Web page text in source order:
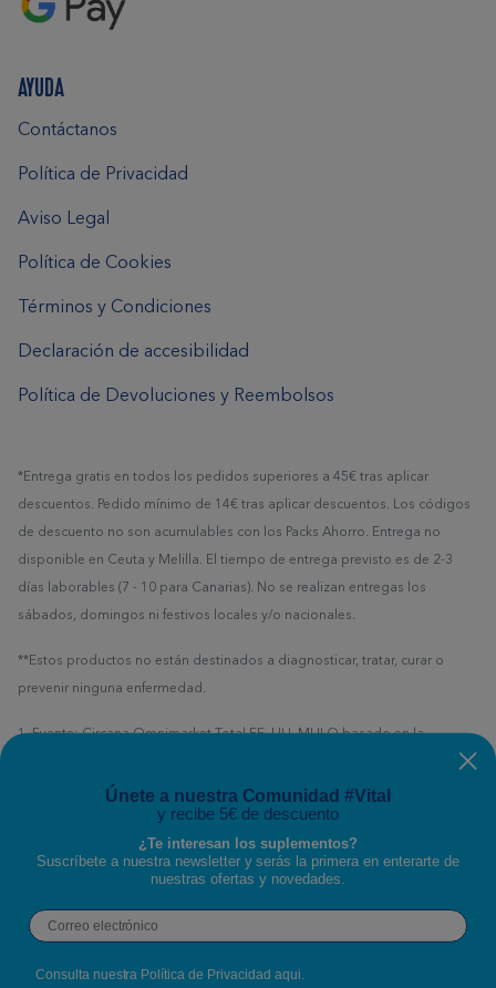
AYUDA
Contáctanos
Política de Privacidad
Aviso Legal
Política de Cookies
Términos y Condiciones
Declaración de accesibilidad
Política de Devoluciones y Reembolsos
*Entrega gratis en todos los pedidos superiores a 45€ tras aplicar
descuentos. Pedido mínimo de 14€ tras aplicar descuentos. Los códigos
de descuento no son acumulables con los Packs Ahorro. Entrega no
disponible en Ceuta y Melilla. El tiempo de entrega previsto es de 2-3
días laborables (7 - 10 para Canarias). No se realizan entregas los
sábados, domingos ni festivos locales y/o nacionales.
**Estos productos no están destinados a diagnosticar, tratar, curar o
prevenir ninguna enfermedad.
1. Fuente: Circana Omnimarket Total EE. UU. MULO basado en la
Deportiva/Vitaminas de Colágeno Total, datos de SPINS Total EE. UU. -
Canal Natural Expandido, Stackline-Amazon y datos de Nielsen-Whole
Foods hasta el 26/01/2025 (datos de Costco no disponibles)
Todas las ofertas y promociones están sujetas a disponibilidad y no son
acumulables con otras promociones o cupones de descuento.
Únete a nuestra Comunidad #Vital
y recibe 5€ de descuento
¿Te interesan los suplementos?
Suscríbete a nuestra newsletter y serás la primera en enterarte de
nuestras ofertas y novedades.
Email
Consulta nuestra Política de Privacidad aqui